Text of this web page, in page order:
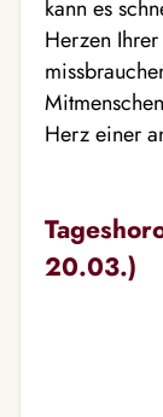
kann es
Herzen
Herz einer
20.03.)